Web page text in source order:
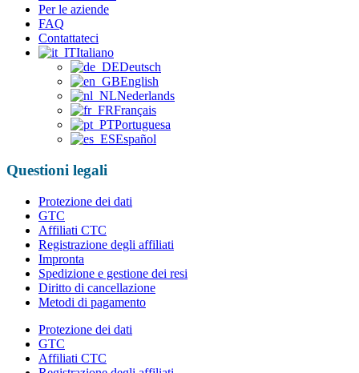
Per le aziende
FAQ
Contattateci
Italiano
Deutsch
English
Nederlands
Français
Portuguesa
Español
Questioni legali
Protezione dei dati
GTC
Affiliati CTC
Registrazione degli affiliati
Impronta
Spedizione e gestione dei resi
Diritto di cancellazione
Metodi di pagamento
Protezione dei dati
GTC
Affiliati CTC